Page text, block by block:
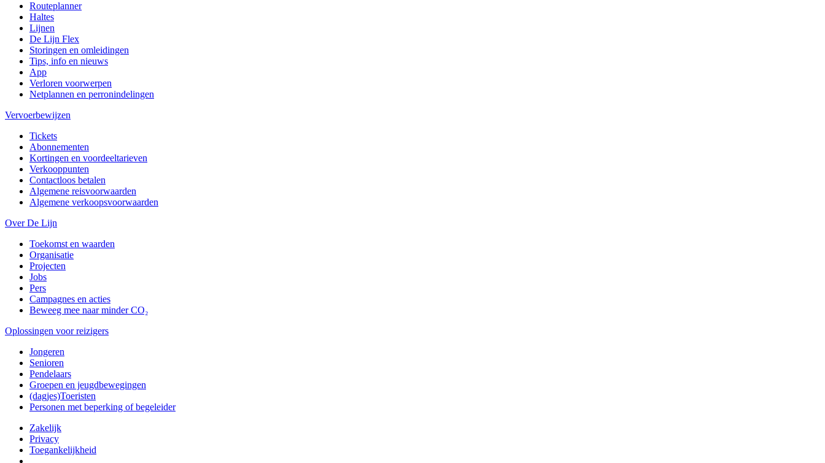
Routeplanner
Haltes
Lijnen
De Lijn Flex
Storingen en omleidingen
Tips, info en nieuws
App
Verloren voorwerpen
Netplannen en perronindelingen
Vervoerbewijzen
Tickets
Abonnementen
Kortingen en voordeeltarieven
Verkooppunten
Contactloos betalen
Algemene reisvoorwaarden
Algemene verkoopsvoorwaarden
Over De Lijn
Toekomst en waarden
Organisatie
Projecten
Jobs
Pers
Campagnes en acties
Beweeg mee naar minder CO₂
Oplossingen voor reizigers
Jongeren
Senioren
Pendelaars
Groepen en jeugdbewegingen
(dagjes)Toeristen
Personen met beperking of begeleider
Zakelijk
Privacy
Toegankelijkheid